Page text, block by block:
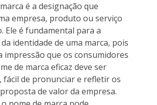
é a designação que
empresa, produto ou serviço
Ele é fundamental para a
identidade de uma marca, pois
impressão que os consumidores
de marca eficaz deve ser
fácil de pronunciar e refletir os
de valor da empresa.